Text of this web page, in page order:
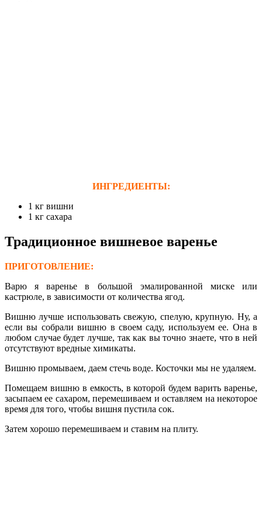
ИНГРЕДИЕНТЫ:
1 кг вишни
1 кг сахара
Традиционное вишневое варенье
ПРИГОТОВЛЕНИЕ:
Варю я варенье в большой эмалированной миске или
кастрюле, в зависимости от количества ягод.
Вишню лучше использовать свежую, спелую, крупную. Ну, а
если вы собрали вишню в своем саду, используем ее. Она в
любом случае будет лучше, так как вы точно знаете, что в ней
отсутствуют вредные химикаты.
Вишню промываем, даем стечь воде. Косточки мы не удаляем.
Помещаем вишню в емкость, в которой будем варить варенье,
засыпаем ее сахаром, перемешиваем и оставляем на некоторое
время для того, чтобы вишня пустила сок.
Затем хорошо перемешиваем и ставим на плиту.